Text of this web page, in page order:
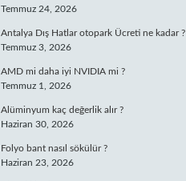
Temmuz 24, 2026
Antalya Dış Hatlar otopark Ücreti ne kadar ?
Temmuz 3, 2026
AMD mi daha iyi NVIDIA mi ?
Temmuz 1, 2026
Alüminyum kaç değerlik alır ?
Haziran 30, 2026
Folyo bant nasıl sökülür ?
Haziran 23, 2026